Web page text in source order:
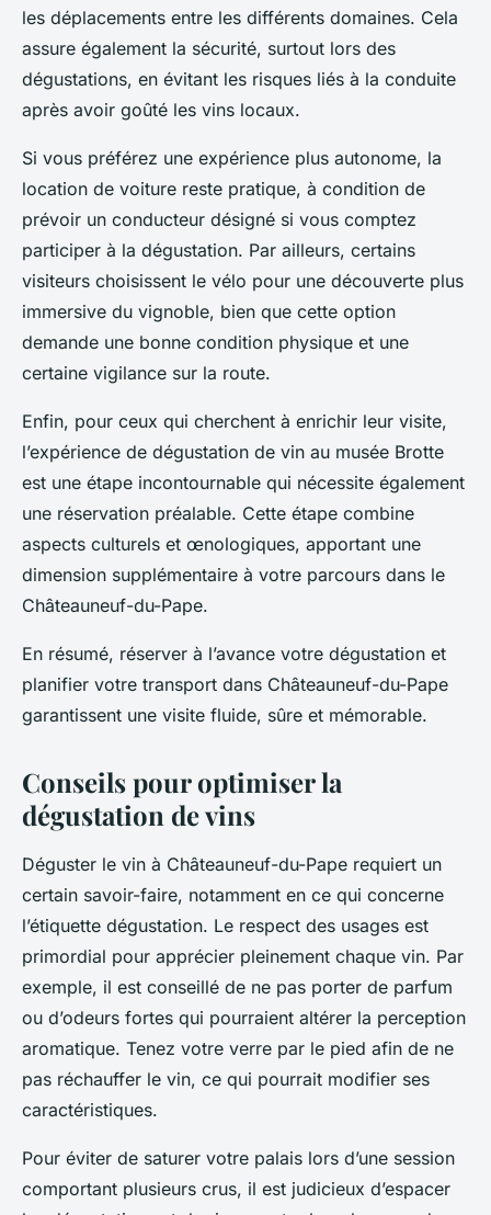
les déplacements entre les différents domaines. Cela
assure également la sécurité, surtout lors des
dégustations, en évitant les risques liés à la conduite
après avoir goûté les vins locaux.
Si vous préférez une expérience plus autonome, la
location de voiture reste pratique, à condition de
prévoir un conducteur désigné si vous comptez
participer à la dégustation. Par ailleurs, certains
visiteurs choisissent le vélo pour une découverte plus
immersive du vignoble, bien que cette option
demande une bonne condition physique et une
certaine vigilance sur la route.
Enfin, pour ceux qui cherchent à enrichir leur visite,
l’expérience de dégustation de vin au musée Brotte
est une étape incontournable qui nécessite également
une réservation préalable. Cette étape combine
aspects culturels et œnologiques, apportant une
dimension supplémentaire à votre parcours dans le
Châteauneuf-du-Pape.
En résumé, réserver à l’avance votre dégustation et
planifier votre transport dans Châteauneuf-du-Pape
garantissent une visite fluide, sûre et mémorable.
Conseils pour optimiser la
dégustation de vins
Déguster le vin à Châteauneuf-du-Pape requiert un
certain savoir-faire, notamment en ce qui concerne
l’étiquette dégustation. Le respect des usages est
primordial pour apprécier pleinement chaque vin. Par
exemple, il est conseillé de ne pas porter de parfum
ou d’odeurs fortes qui pourraient altérer la perception
aromatique. Tenez votre verre par le pied afin de ne
pas réchauffer le vin, ce qui pourrait modifier ses
caractéristiques.
Pour éviter de saturer votre palais lors d’une session
comportant plusieurs crus, il est judicieux d’espacer